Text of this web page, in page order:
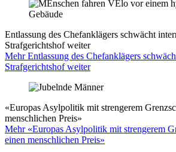
Entlassung des Chefanklägers schwächt
Strafgerichtshof weiter
Mehr Entlassung des Chefanklägers
Strafgerichtshof weiter
«Europas Asylpolitik mit strengerem
menschlichen Preis»
Mehr «Europas Asylpolitik mit strengerem
einen menschlichen Preis»